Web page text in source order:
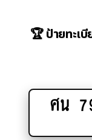
🏆 ป้ายทะเ
ศน